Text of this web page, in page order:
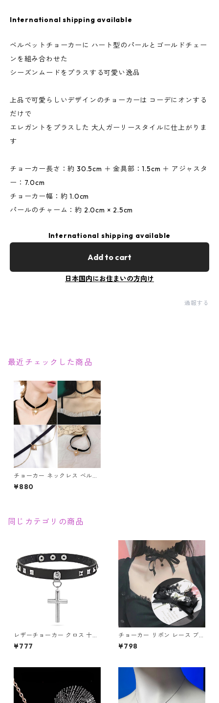
International shipping available
ベルベットチョーカーに ハート型のパールとゴールドチェー
ンを組み合わせた
シーズンムードをプラスする可愛い逸品
上品で可愛らしいデザインのチョーカーは コーデにオンする
だけで
エレガントをプラスした 大人ガーリースタイルに仕上がりま
す
チョーカー長さ：約 30.5cm ＋ 金具部：1.5cm ＋ アジャスタ
ー：7.0cm
チョーカー幅：約 1.0cm
パールのチャーム：約 2.0cm × 2.5cm
International shipping available
Add to cart
日本国内にお住まいの方向け
通報する
最近チェックした商品
チョーカー ネックレス ベルベ
ット ハート パール ゴールド
チェーン ブラック ガーリー フ
¥880
同じカテゴリの商品
レザーチョーカー クロス 十字
架 チョーカー ロザリオ スタッ
ズ コスプレ 地雷系 シスター V
¥777
チョーカー リボン レース ブラ
ック ストーン アクセサリー コ
スプレ レディース
¥798